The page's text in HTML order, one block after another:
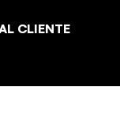
CLIENTE